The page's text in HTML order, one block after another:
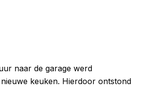
naar de garage werd
keuken. Hierdoor ontstond